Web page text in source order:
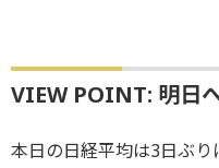
VIEW POINT: 明日
本日の日経平均は3日ぶ